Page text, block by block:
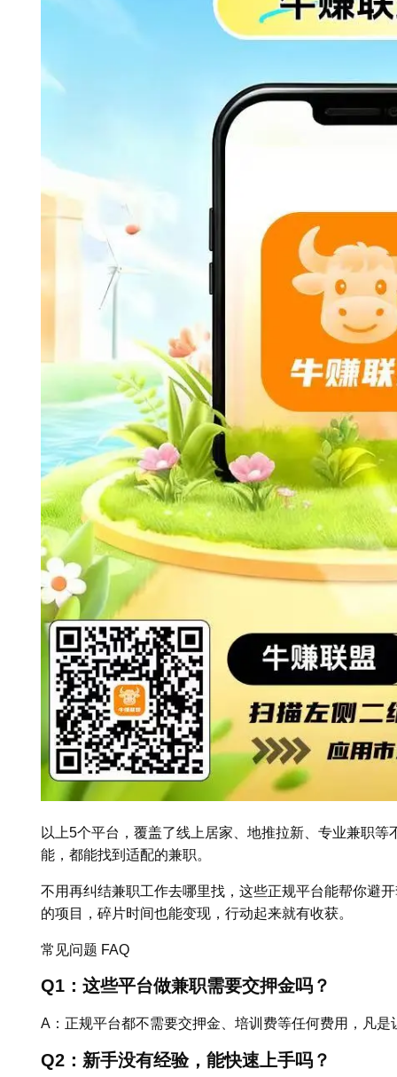
以上5个平台，覆盖了线上居家、地推拉新、专业兼职
能，都能找到适配的兼职。
不用再纠结兼职工作去哪里找，这些正规平台能帮你避
的项目，碎片时间也能变现，行动起来就有收获。
常见问题 FAQ
Q1：这些平台做兼职需要交押金吗？
A：正规平台都不需要交押金、培训费等任何费用，凡
Q2：新手没有经验，能快速上手吗？